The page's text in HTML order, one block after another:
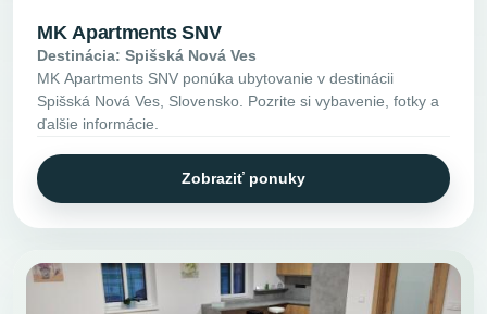
MK Apartments SNV
Destinácia: Spišská Nová Ves
MK Apartments SNV ponúka ubytovanie v destinácii
Spišská Nová Ves, Slovensko. Pozrite si vybavenie, fotky a
ďalšie informácie.
Zobraziť ponuky